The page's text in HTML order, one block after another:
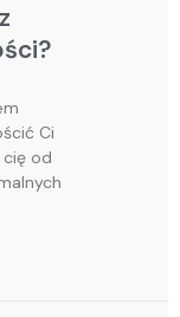
Ci
od